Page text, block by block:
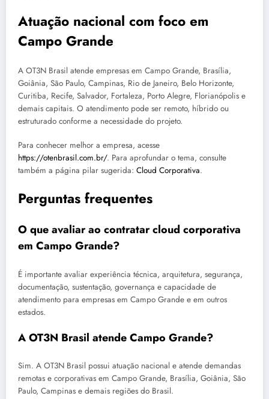
Atuação nacional com foco em
Campo Grande
A OT3N Brasil atende empresas em Campo Grande, Brasília,
Goiânia, São Paulo, Campinas, Rio de Janeiro, Belo Horizonte,
Curitiba, Recife, Salvador, Fortaleza, Porto Alegre, Florianópolis e
demais capitais. O atendimento pode ser remoto, híbrido ou
estruturado conforme a necessidade do projeto.
Para conhecer melhor a empresa, acesse
https://otenbrasil.com.br/. Para aprofundar o tema, consulte
também a página pilar sugerida: Cloud Corporativa.
Perguntas frequentes
O que avaliar ao contratar cloud corporativa
em Campo Grande?
É importante avaliar experiência técnica, arquitetura, segurança,
documentação, sustentação, governança e capacidade de
atendimento para empresas em Campo Grande e em outros
estados.
A OT3N Brasil atende Campo Grande?
Sim. A OT3N Brasil possui atuação nacional e atende demandas
remotas e corporativas em Campo Grande, Brasília, Goiânia, São
Paulo, Campinas e demais regiões do Brasil.